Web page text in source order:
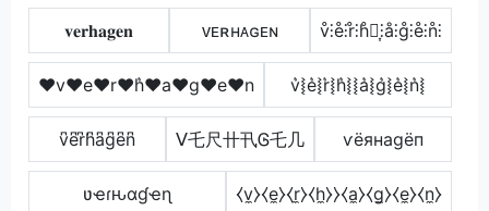
𝐯𝐞𝐫𝐡𝐚𝐠𝐞𝐧 ᴠᴇʀʜᴀɢᴇɴ v̊⫶e̊⫶r̊⫶h̊⫶͎⫶å⫶g̊⫶e̊⫶n̊⫶
♥v♥e♥r♥h͛♥a♥g♥e♥n v͛⦚e͛⦚r͛⦚h͛⦚⦚a͛⦚g͛⦚e͛⦚n͛⦚
v͆e͆r͆h͆a͆g͆e͆n͆ ᐯ乇尺卄卂Ꮆ乇几 ѵёянаgёп
ʋҽɾԋαɠҽɳ ⧼v̼⧽⧼e̼⧽⧼r̼⧽⧼h̼⧽⧽⧼a̼⧽⧼g̼⧽⧼e̼⧽⧼n̼⧽